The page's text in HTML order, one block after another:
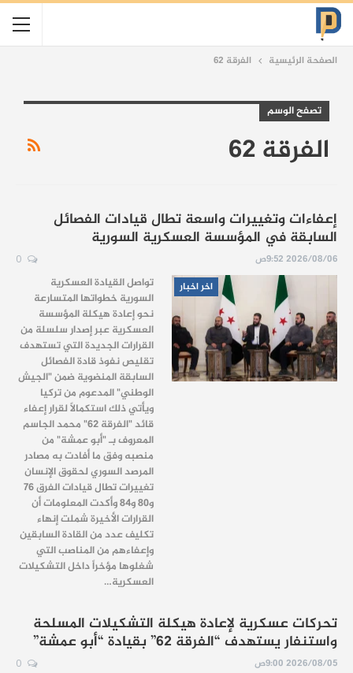
الصفحة الرئيسية الفرقة 62
تصفح الوسم
الفرقة 62
إعفاءات وتغييرات واسعة تطال قيادات الفصائل
السابقة في المؤسسة العسكرية السورية
2026/08/06 9:52ص
اخر اخبار
تواصل القيادة العسكرية
السورية خطواتها المتسارعة
نحو إعادة هيكلة المؤسسة
العسكرية عبر إصدار سلسلة من
القرارات الجديدة التي تستهدف
تقليص نفوذ قادة الفصائل
السابقة المنضوية ضمن "الجيش
الوطني" المدعوم من تركيا
ويأتي ذلك استكمالاً لقرار إعفاء
قائد "الفرقة 62" محمد الجاسم
المعروف بـ "أبو عمشة" من
منصبه وفق ما أفادت به مصادر
المرصد السوري لحقوق الإنسان
تغييرات تطال قيادات الفرق 76
و80 و84 وأكدت المعلومات أن
القرارات الأخيرة شملت إنهاء
تكليف عدد من القادة السابقين
وإعفاءهم من المناصب التي
شغلوها مؤخراً داخل التشكيلات
العسكرية…
تحركات عسكرية لإعادة هيكلة التشكيلات المسلحة
واستنفار يستهدف “الفرقة 62” بقيادة “أبو عمشة”
2026/08/05 9:00ص